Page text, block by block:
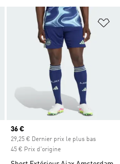
Ajouter à la Liste de produits
Prix actuel
36 €
29,25 € Dernier prix le plus bas
45 € Prix d'origine